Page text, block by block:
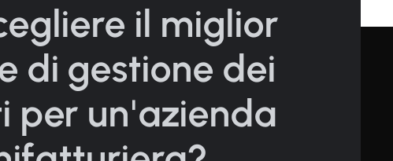
il miglior
di gestione dei
per un'azienda